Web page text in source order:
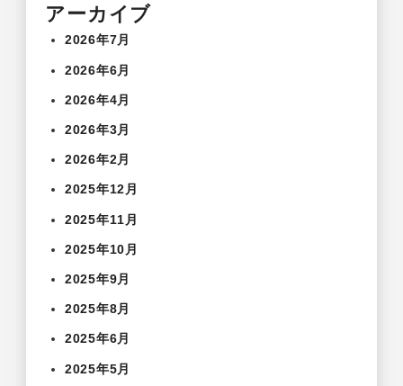
アーカイブ
2026年7月
2026年6月
2026年4月
2026年3月
2026年2月
2025年12月
2025年11月
2025年10月
2025年9月
2025年8月
2025年6月
2025年5月